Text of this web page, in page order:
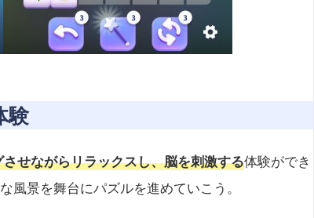
験
せながらリラックスし、脳を刺激する体験ができ
風景を舞台にパズルを進めていこう。